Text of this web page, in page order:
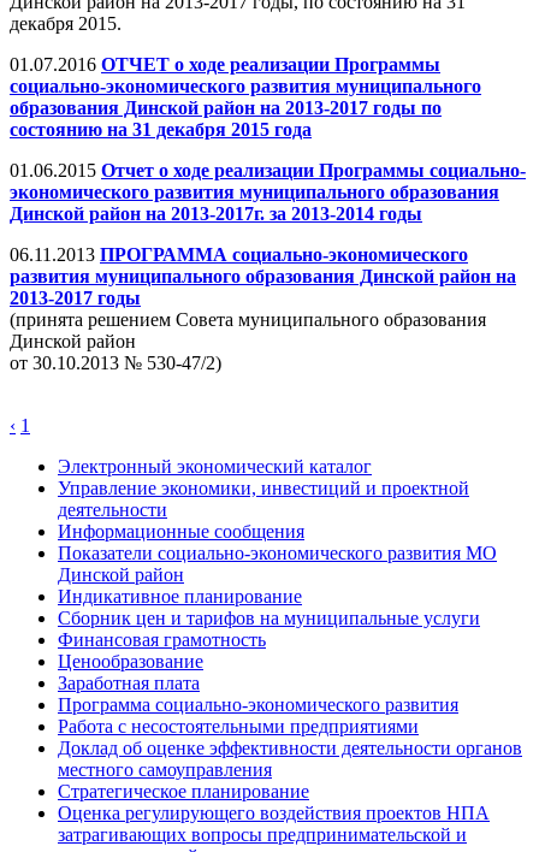
декабря 2015.
01.07.2016 ОТЧЕТ о ходе реализации Программы
социально-экономического развития муниципального
образования Динской район на 2013-2017 годы по
состоянию на 31 декабря 2015 года
01.06.2015 Отчет о ходе реализации Программы социально-
экономического развития муниципального образования
Динской район на 2013-2017г. за 2013-2014 годы
06.11.2013 ПРОГРАММА социально-экономического
развития муниципального образования Динской район на
2013-2017 годы
(принята решением Совета муниципального образования
Динской район
от 30.10.2013 № 530-47/2)
‹ 1
Электронный экономический каталог
Управление экономики, инвестиций и проектной
деятельности
Информационные сообщения
Показатели социально-экономического развития МО
Динской район
Индикативное планирование
Сборник цен и тарифов на муниципальные услуги
Финансовая грамотность
Ценообразование
Заработная плата
Программа социально-экономического развития
Работа с несостоятельными предприятиями
Доклад об оценке эффективности деятельности органов
местного самоуправления
Стратегическое планирование
Оценка регулирующего воздействия проектов НПА
затрагивающих вопросы предпринимательской и